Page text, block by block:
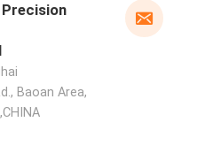
Precision
Baoan Area,